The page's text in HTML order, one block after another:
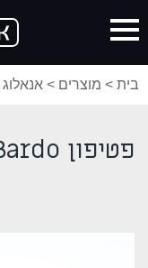
בית > מוצרים > אנאלוג
פטיפון Bardo